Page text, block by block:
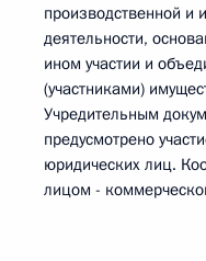
производственной и
деятельности,
ином участии и
(участниками)
Учредительным
предусмотрено
юридических лиц.
лицом -